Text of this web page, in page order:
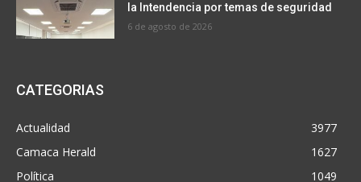
la Intendencia por temas de seguridad
6 de agosto de 2026
CATEGORIAS
Actualidad
3977
Camaca Herald
1627
Política
1049